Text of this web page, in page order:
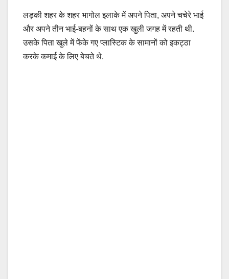
लड़की शहर के शहर भागोल इलाके में अपने पिता, अपने चचेरे भाई
और अपने तीन भाई-बहनों के साथ एक खुली जगह में रहती थी.
उसके पिता खुले में फेंके गए प्लास्टिक के सामानों को इकट्ठा
करके कमाई के लिए बेचते थे.